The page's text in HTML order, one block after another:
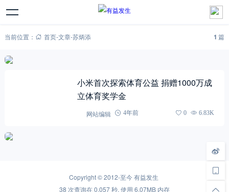
当前位置： 首页-文章-苏炳添 1 篇
小米首次探索体育公益 捐赠1000万成
立体育奖学金
网站编辑 4年前 0 6.83K
Copyright © 2012-至今有益发生
38 次查询在 0.057 秒, 使用 6.07MB 内存